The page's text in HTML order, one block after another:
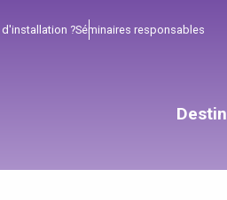
?Séminaires responsables